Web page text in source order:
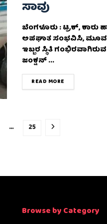
ಸಾವು
ಬೆಂಗಳೂರು : ಟ್ರಕ್‌,
ಅಪಘಾತ ಸಂಭವಿಸಿ, ಮೂವರು
ಇಬ್ಬರ ಸ್ಥಿತಿ
ಜಂಕ್ಷನ್ ...
READ MORE
… 25
Browse by Category